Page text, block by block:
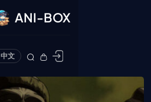
ANI-BOX
中文
ปิด
ONE PIECE
Cardgame
Cardlist